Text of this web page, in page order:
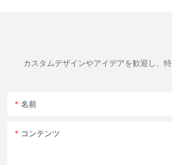
カスタムデザインやアイデアを歓迎し、
名前
コンテンツ